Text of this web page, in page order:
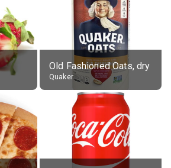
Old Fashioned Oats, dry
Quaker